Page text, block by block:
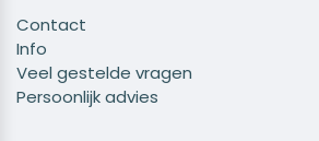
Contact
Info
Veel gestelde vragen
Persoonlijk advies